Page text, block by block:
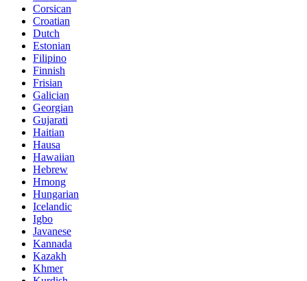
Corsican
Croatian
Dutch
Estonian
Filipino
Finnish
Frisian
Galician
Georgian
Gujarati
Haitian
Hausa
Hawaiian
Hebrew
Hmong
Hungarian
Icelandic
Igbo
Javanese
Kannada
Kazakh
Khmer